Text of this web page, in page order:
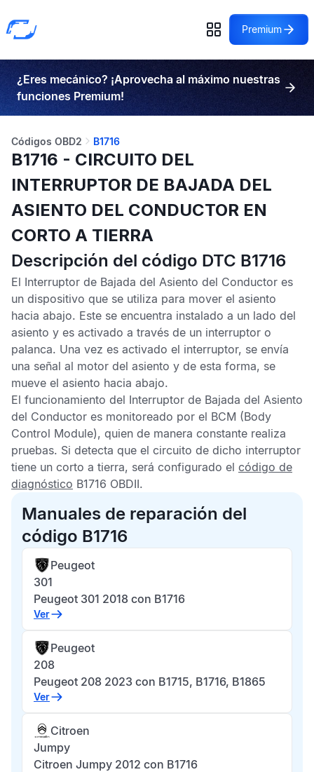
Premium
¿Eres mecánico? ¡Aprovecha al máximo nuestras
funciones Premium!
Códigos OBD2 B1716
B1716 - CIRCUITO DEL
INTERRUPTOR DE BAJADA DEL
ASIENTO DEL CONDUCTOR EN
CORTO A TIERRA
Descripción del código DTC B1716
El Interruptor de Bajada del Asiento del Conductor es
un dispositivo que se utiliza para mover el asiento
hacia abajo. Este se encuentra instalado a un lado del
asiento y es activado a través de un interruptor o
palanca. Una vez es activado el interruptor, se envía
una señal al motor del asiento y de esta forma, se
mueve el asiento hacia abajo.
El funcionamiento del Interruptor de Bajada del Asiento
del Conductor es monitoreado por el BCM (Body
Control Module), quien de manera constante realiza
pruebas. Si detecta que el circuito de dicho interruptor
tiene un corto a tierra, será configurado el código de
diagnóstico B1716 OBDII.
Manuales de reparación del
código B1716
Peugeot
301
Peugeot 301 2018 con B1716
Ver
Peugeot
208
Peugeot 208 2023 con B1715, B1716, B1865
Ver
Citroen
Jumpy
Citroen Jumpy 2012 con B1716